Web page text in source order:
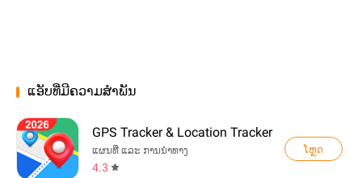
ແອັບທີ່ມີຄວາມສຳພັນ
GPS Tracker & Location Tracker
ແຜນທີ່ ແລະ ການນຳທາງ
4.3
ໂຫຼດ